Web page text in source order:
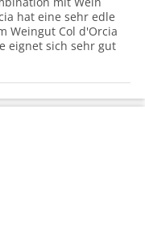
hat eine sehr edle
Weingut Col d'Orcia
eignet sich sehr gut